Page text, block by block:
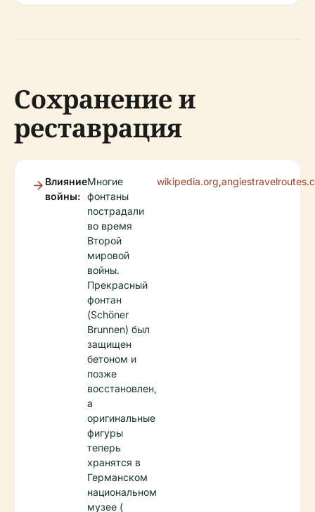
Сохранение и
реставрация
Влияние
войны:
Многие
фонтаны
пострадали
во время
Второй
мировой
войны.
Прекрасный
фонтан
(Schöner
Brunnen) был
защищен
бетоном и
позже
восстановлен,
а
оригинальные
фигуры
теперь
хранятся в
Германском
национальном
музее (
wikipedia.org,